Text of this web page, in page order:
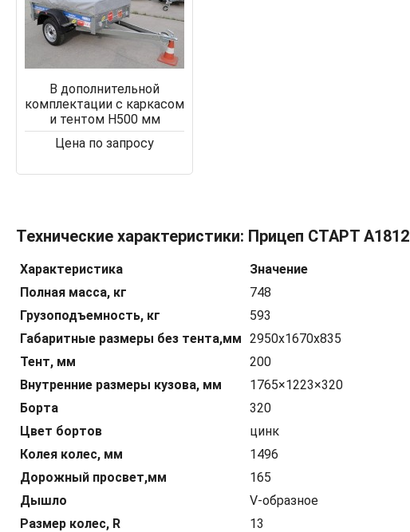
В дополнительной
комплектации с каркасом
и тентом Н500 мм
Цена по запросу
Технические характеристики: Прицеп СТАРТ A1812
Характеристика
Значение
Полная масса, кг
748
Грузоподъемность, кг
593
Габаритные размеры без тента,мм 2950x1670x835
Тент, мм
200
Внутренние размеры кузова, мм
1765×1223×320
Борта
320
Цвет бортов
цинк
Колея колес, мм
1496
Дорожный просвет,мм
165
Дышло
V-образное
Размер колес, R
13